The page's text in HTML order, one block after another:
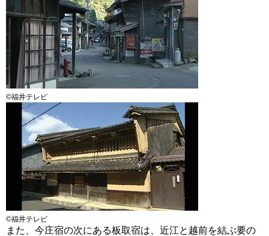
©福井テレビ
©福井テレビ
また、今庄宿の次にある板取宿は、近江と越前を結ぶ要の